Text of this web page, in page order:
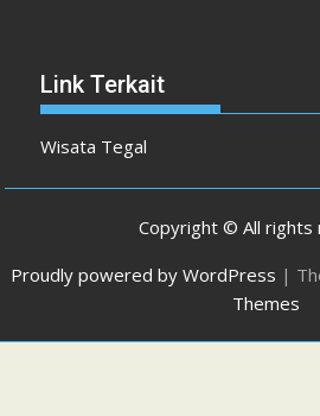
Link Terkait
Wisata Tegal
Copyright © All rights
Proudly powered by WordPress |
Themes